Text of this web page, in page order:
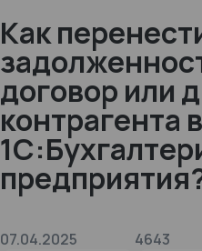
Как
договор или
контрагента в
07.04.2025 4643